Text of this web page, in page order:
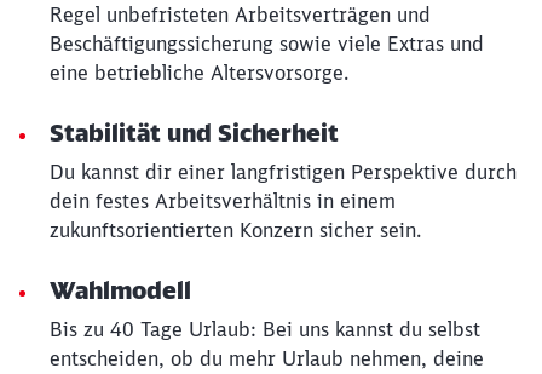
Regel unbefristeten Arbeitsverträgen und
Beschäftigungssicherung sowie viele Extras und
eine betriebliche Altersvorsorge.
Stabilität und Sicherheit
Du kannst dir einer langfristigen Perspektive durch
dein festes Arbeitsverhältnis in einem
zukunftsorientierten Konzern sicher sein.
Wahlmodell
Bis zu 40 Tage Urlaub: Bei uns kannst du selbst
entscheiden, ob du mehr Urlaub nehmen, deine